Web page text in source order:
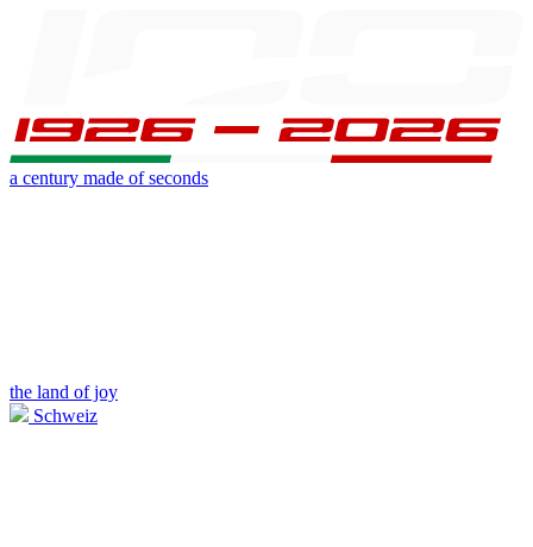
a century made of seconds
the land of joy
Schweiz